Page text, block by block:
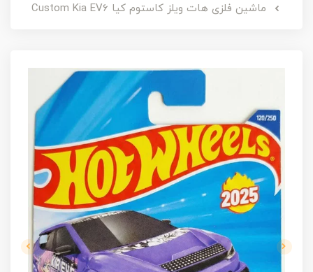
ماشین فلزی هات ویلز کاستوم کیا Custom Kia EV6